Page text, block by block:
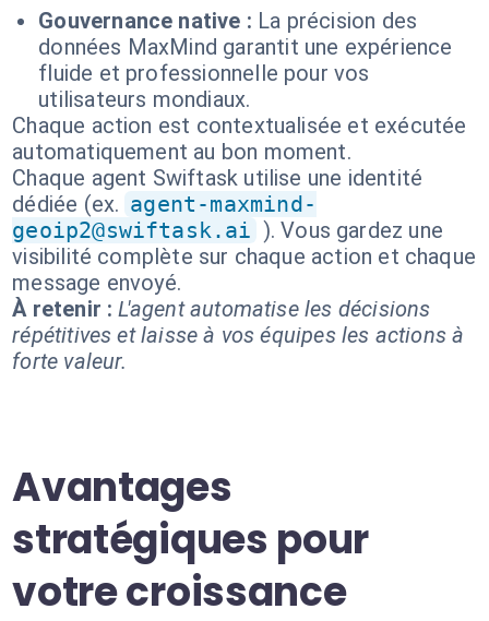
Gouvernance native : La précision des
données MaxMind garantit une expérience
fluide et professionnelle pour vos
utilisateurs mondiaux.
Chaque action est contextualisée et exécutée
automatiquement au bon moment.
Chaque agent Swiftask utilise une identité
dédiée (ex. agent-maxmind-
geoip2@swiftask.ai ). Vous gardez une
visibilité complète sur chaque action et chaque
message envoyé.
À retenir : L'agent automatise les décisions
répétitives et laisse à vos équipes les actions à
forte valeur.
Avantages
stratégiques pour
votre croissance